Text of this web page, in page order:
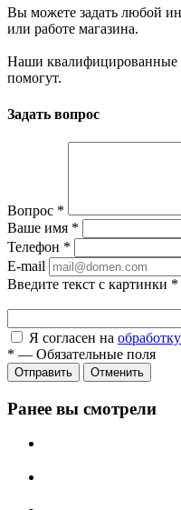
Вы можете задать любой
или работе магазина.
Наши квалифицированные
помогут.
Задать вопрос
Вопрос *
Ваше имя *
Телефон *
E-mail
Введите текст с картинки *
Я согласен на
* — Обязательные поля
Отправить Отменить
Ранее вы смотрели